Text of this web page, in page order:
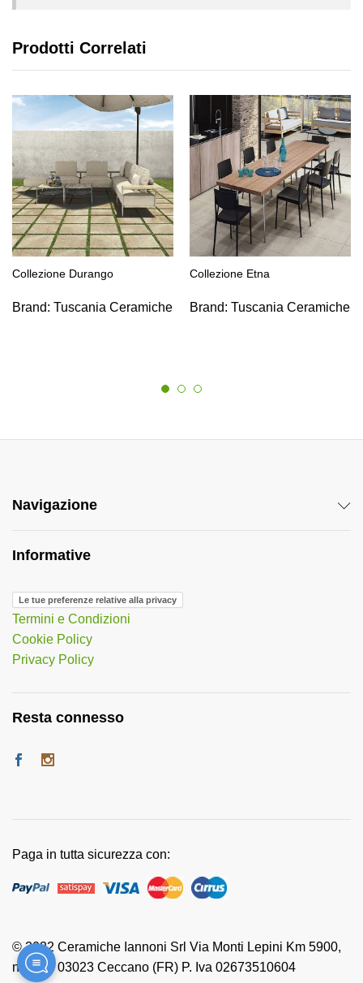
Prodotti Correlati
Collezione Durango
Brand: Tuscania Ceramiche
Collezione Etna
Brand: Tuscania Ceramiche
Navigazione
Informative
Le tue preferenze relative alla privacy
Termini e Condizioni
Cookie Policy
Privacy Policy
Resta connesso
© 2022 Ceramiche Iannoni Srl Via Monti Lepini Km 5900,
n. 118 - 03023 Ceccano (FR) P. Iva 02673510604
Paga in tutta sicurezza con: